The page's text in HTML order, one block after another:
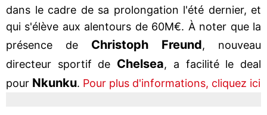
dans le cadre de sa prolongation l'été dernier, et
qui s'élève aux alentours de 60M€. À noter que la
présence de Christoph Freund, nouveau
directeur sportif de Chelsea, a facilité le deal
pour Nkunku. Pour plus d'informations, cliquez ici